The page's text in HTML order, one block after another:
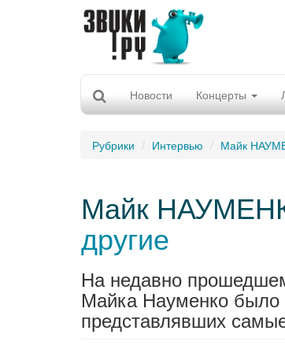
Новости Концерты
Рубрики Интервью Майк
Майк
другие
На недавно
Майка Науменко было
представлявших